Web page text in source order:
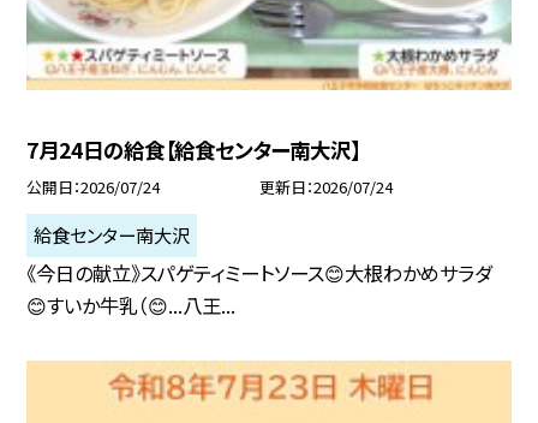
7月24日の給食【給食センター南大沢】
公開日 2026/07/24 更新日 2026/07/24
給食センター南大沢
《今日の献立》スパゲティミートソース😊大根わかめサラダ
😊すいか牛乳（😊...八王...